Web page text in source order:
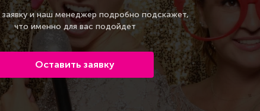
заявку и наш менеджер подробно подскажет,
что именно для вас подойдет
Оставить заявку